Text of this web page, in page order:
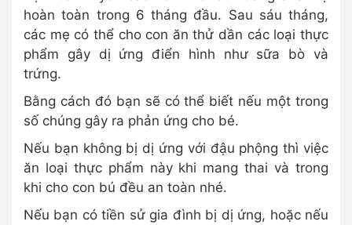
hoàn toàn trong 6 tháng đầu. Sau sáu tháng,
các mẹ có thể cho con ăn thử dần các loại thực
phẩm gây dị ứng điển hình như sữa bò và
trứng.
Bằng cách đó bạn sẽ có thể biết nếu một trong
số chúng gây ra phản ứng cho bé.
Nếu bạn không bị dị ứng với đậu phộng thì việc
ăn loại thực phẩm này khi mang thai và trong
khi cho con bú đều an toàn nhé.
Nếu bạn có tiền sử gia đình bị dị ứng, hoặc nếu